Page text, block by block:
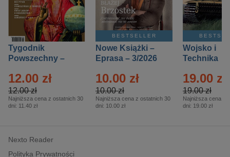
Tygodnik
Powszechny –
12.00 zł
12.00 zł
Najniższa cena z ostatnich 30
dni: 11.40 zł
BESTSELLER
Nowe Książki –
Eprasa – 3/2026
10.00 zł
10.00 zł
Najniższa cena z ostatnich 30
dni: 10.00 zł
Wojsko i
Technika
– 2/2026
19.00 zł
19.00 zł
Najniższa cena z
dni: 19.00 zł
Nexto Reader
Polityka Prywatności